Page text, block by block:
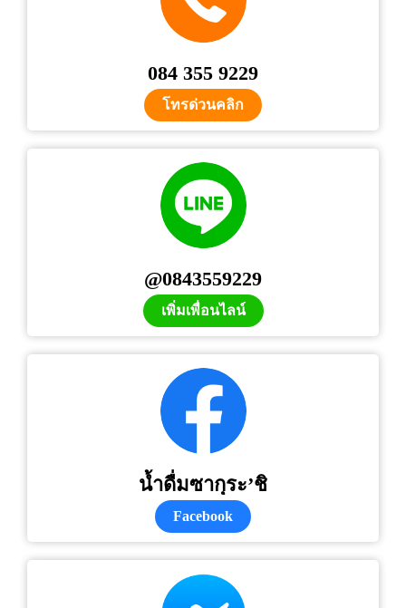
084 355 9229
โทรด่วนคลิก
@0843559229
เพิ่มเพื่อนไลน์
น้ำดื่มซากุระ’ชิ
Facebook